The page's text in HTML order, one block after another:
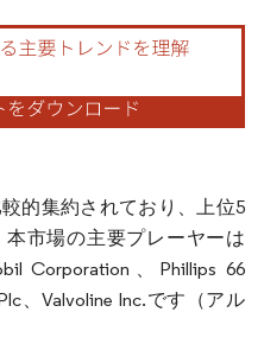
CC BY 4.0の表示が必要です。
的集約されており、上位5
本市場の主要プレーヤーは
Corporation、Phillips 66
、Valvoline Inc.です（アル